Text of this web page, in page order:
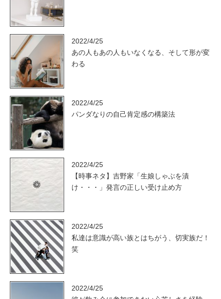
2022/4/25
あの人もあの人もいなくなる、そして形が変
わる
2022/4/25
パンダなりの自己肯定感の構築法
2022/4/25
【時事ネタ】吉野家「生娘しゃぶを漬
け・・・」発言の正しい受け止め方
2022/4/25
私達は意識が高い族とはちがう、切実族だ！
笑
2022/4/25